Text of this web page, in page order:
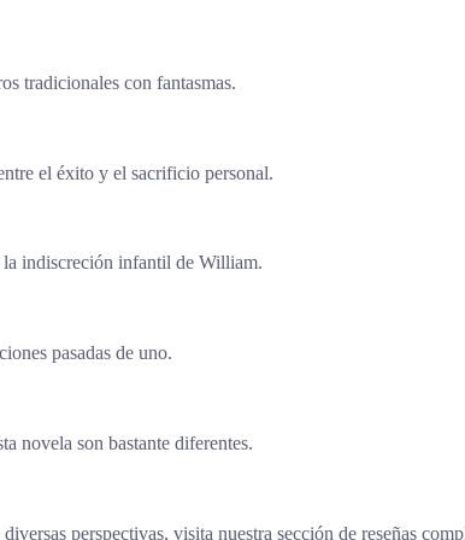
tradicionales con fantasmas.
el éxito y el sacrificio personal.
indiscreción infantil de William.
pasadas de uno.
novela son bastante diferentes.
perspectivas, visita nuestra sección de reseñas